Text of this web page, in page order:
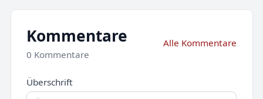
Kommentare
0 Kommentare
Alle Kommentare
Überschrift